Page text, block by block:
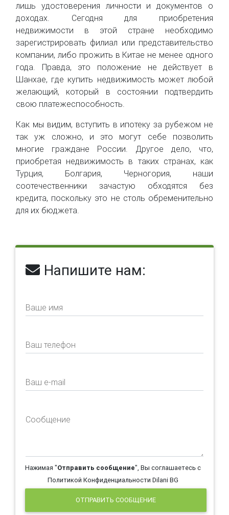
лишь удостоверения личности и документов о
доходах. Сегодня для приобретения
недвижимости в этой стране необходимо
зарегистрировать филиал или представительство
компании, либо прожить в Китае не менее одного
года. Правда, это положение не действует в
Шанхае, где купить недвижимость может любой
желающий, который в состоянии подтвердить
свою платежеспособность.
Как мы видим, вступить в ипотеку за рубежом не
так уж сложно, и это могут себе позволить
многие граждане России. Другое дело, что,
приобретая недвижимость в таких странах, как
Турция, Болгария, Черногория, наши
соотечественники зачастую обходятся без
кредита, поскольку это не столь обременительно
для их бюджета.
Напишите нам:
Ваше имя
Ваш телефон
Ваш e-mail
Сообщение
Нажимая "Отправить сообщение", Вы соглашаетесь с
Политикой Конфиденциальности Dilani BG
ОТПРАВИТЬ СООБЩЕНИЕ